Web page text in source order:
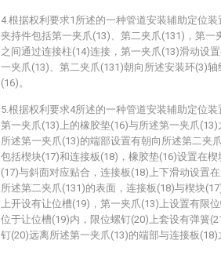
4.根据权利要求1所述的一种管道安装辅助定位
夹持件包括第一夹爪(13)、第二夹爪(131)，第一
之间通过连接柱(14)连接，第一夹爪(13)滑动设
一夹爪(13)、第二夹爪(131)朝向所述安装环(3)
(16)。
5.根据权利要求4所述的一种管道安装辅助定位
第一夹爪(13)上的橡胶垫(16)与所述第一夹爪(13)
所述第一夹爪(13)的端部设置有朝向所述第二夹
包括楔块(17)和连接板(18)，橡胶垫(16)设置在
(17)与斜面对应贴合，连接板(18)上下滑动设置
所述第二夹爪(131)的表面，连接板(18)与楔块
上开设有让位槽(19)，第一夹爪(13)上设置有限
位于让位槽(19)内，限位螺钉(20)上套设有弹簧
钉(20)远离所述第一夹爪(13)的端部与连接板(18)